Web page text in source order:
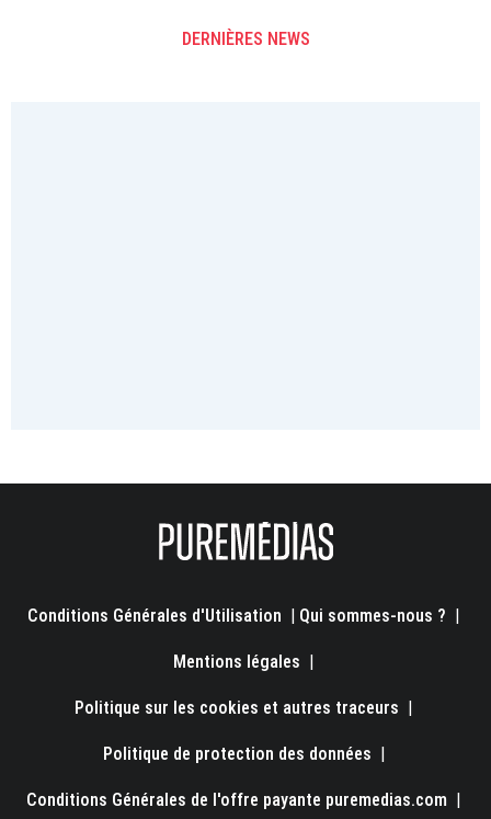
DERNIÈRES NEWS
Conditions Générales d'Utilisation | Qui sommes-nous ? |
Mentions légales |
Politique sur les cookies et autres traceurs |
Politique de protection des données |
Conditions Générales de l'offre payante puremedias.com |